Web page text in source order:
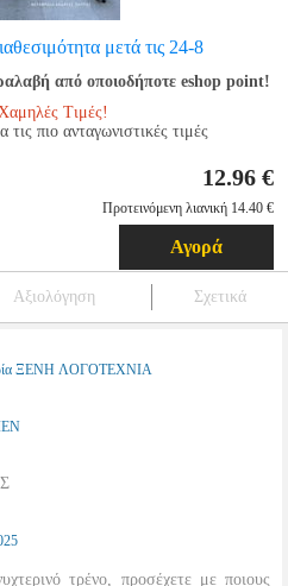
μετά τις 24-8
από οποιοδήποτε eshop point!
Τιμές!
πιο ανταγωνιστικές τιμές
12.96 €
Προτεινόμενη λιανική 14.40 €
Αγορά
Αξιολόγηση Σχετικά
ΞΕΝΗ ΛΟΓΟΤΕΧΝΙΑ
τρένο, προσέχετε με ποιους